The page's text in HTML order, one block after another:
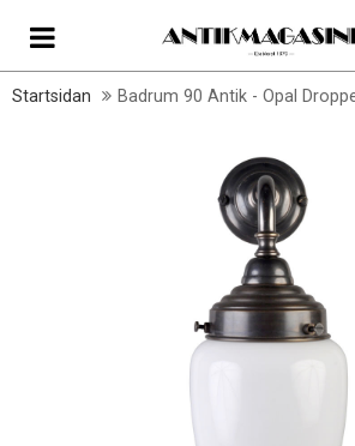
Startsidan Badrum 90 Antik - Opal